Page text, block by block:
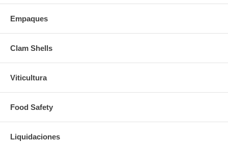
Empaques
Clam Shells
Viticultura
Food Safety
Liquidaciones